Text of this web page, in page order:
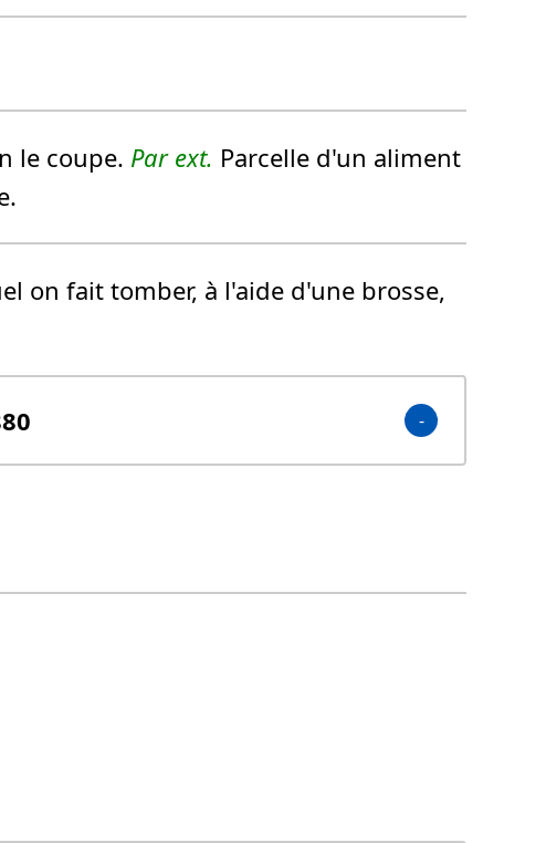
le coupe. Par ext. Parcelle d'un aliment
on fait tomber, à l'aide d'une brosse,